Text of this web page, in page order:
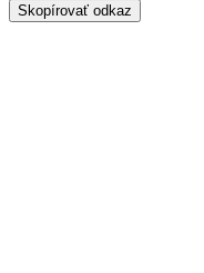
Skopírovať odkaz